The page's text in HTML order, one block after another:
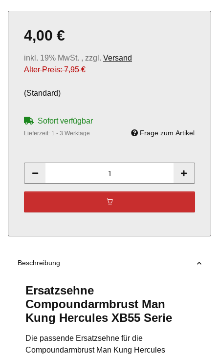
4,00 €
inkl. 19% MwSt. , zzgl. Versand
Alter Preis: 7,95 €
(Standard)
Sofort verfügbar
Lieferzeit: 1 - 3 Werktage Frage zum Artikel
Beschreibung
Ersatzsehne
Compoundarmbrust Man
Kung Hercules XB55 Serie
Die passende Ersatzsehne für die
Compoundarmbrust Man Kung Hercules